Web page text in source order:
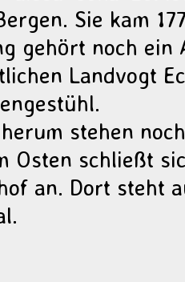
Sie kam
gehört noch ein
Landvogt
stehen
Osten schließt
an. Dort steht